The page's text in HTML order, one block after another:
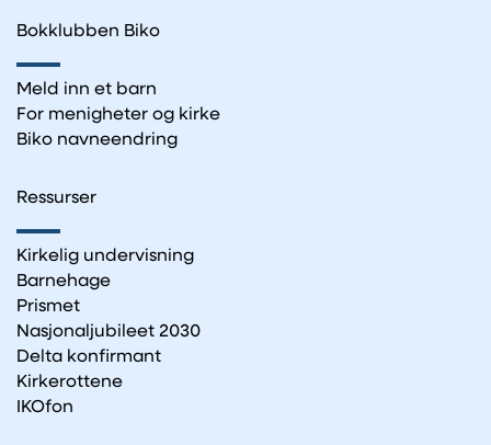
Bokklubben Biko
Meld inn et barn
For menigheter og kirke
Biko navneendring
Ressurser
Kirkelig undervisning
Barnehage
Prismet
Nasjonaljubileet 2030
Delta konfirmant
Kirkerottene
IKOfon